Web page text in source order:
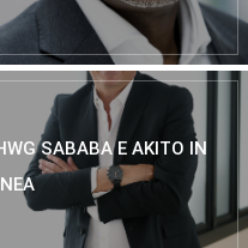
SABABA E AKITO IN